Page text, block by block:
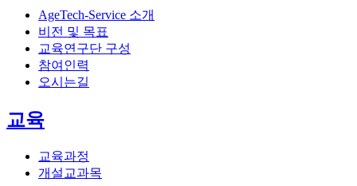
AgeTech-Service 소개
비전 및 목표
교육연구단 구성
참여인력
오시는길
교육
교육과정
개설교과목